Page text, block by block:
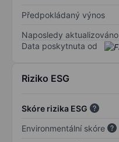
Předpokládaný výnos
Naposledy aktualizováno
Data poskytnuta od
Riziko ESG
Skóre rizika ESG
Environmentální skóre